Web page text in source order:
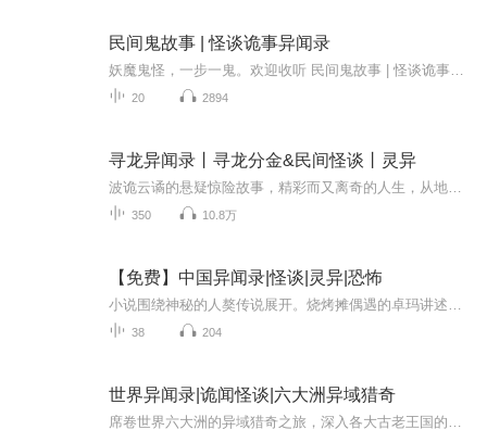
民间鬼故事 | 怪谈诡事异闻录
20 2894
寻龙异闻录丨寻龙分金&民间怪谈丨灵异
350 10.8万
【免费】中国异闻录|怪谈|灵异|恐怖
38 204
世界异闻录|诡闻怪谈|六大洲异域猎奇